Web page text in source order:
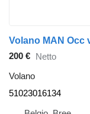
Volano MAN Occ
200 € Netto
Volano
51023016134